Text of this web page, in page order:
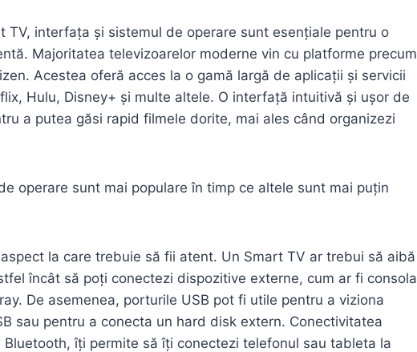
TV, interfața și sistemul de operare sunt esențiale pentru o
Majoritatea televizoarelor moderne vin cu platforme precum
Acestea oferă acces la o gamă largă de aplicații și servicii
Hulu, Disney+ și multe altele. O interfață intuitivă și ușor de
a putea găsi rapid filmele dorite, mai ales când organizezi
operare sunt mai populare în timp ce altele sunt mai puțin
la care trebuie să fii atent. Un Smart TV ar trebui să aibă
încât să poți conectezi dispozitive externe, cum ar fi consola
De asemenea, porturile USB pot fi utile pentru a viziona
sau pentru a conecta un hard disk extern. Conectivitatea
îți permite să îți conectezi telefonul sau tableta la